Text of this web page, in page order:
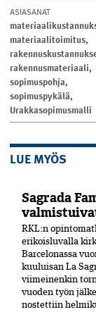
ASIASANAT
materiaalitoimitus,
rakennusmateriaali,
sopimuspohja,
sopimuspykälä,
Urakkasopimusmalli
LUE MYÖS
Sagrada
RKL:n
erikoisluvalla
Barcelonassa
kuuluisan La
viimeinenkin
vuoden työn
nostettiin